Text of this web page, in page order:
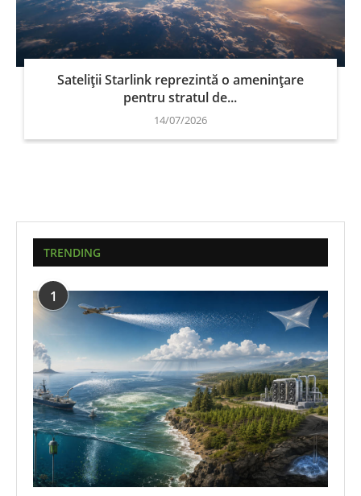
Sateliții Starlink reprezintă o amenințare
pentru stratul de...
14/07/2026
TRENDING
1